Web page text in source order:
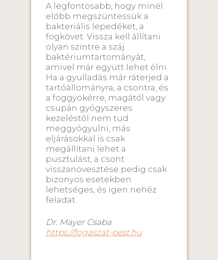
A legfontosabb, hogy minél
előbb megszüntessük a
bakteriális lepedéket, a
fogkövet. Vissza kell állítani
olyan szintre a száj
baktériumtartományát,
amivel már együtt lehet élni.
Ha a gyulladás már ráterjed a
tartóállományra, a csontra, és
a foggyökérre, magától vagy
csupán gyógyszeres
kezeléstől nem tud
meggyógyulni, más
eljárásokkal is csak
megállítani lehet a
pusztulást, a csont
visszanövesztése pedig csak
bizonyos esetekben
lehetséges, és igen nehéz
feladat.
Dr. Mayer Csaba
https://fogaszat-pest.hu